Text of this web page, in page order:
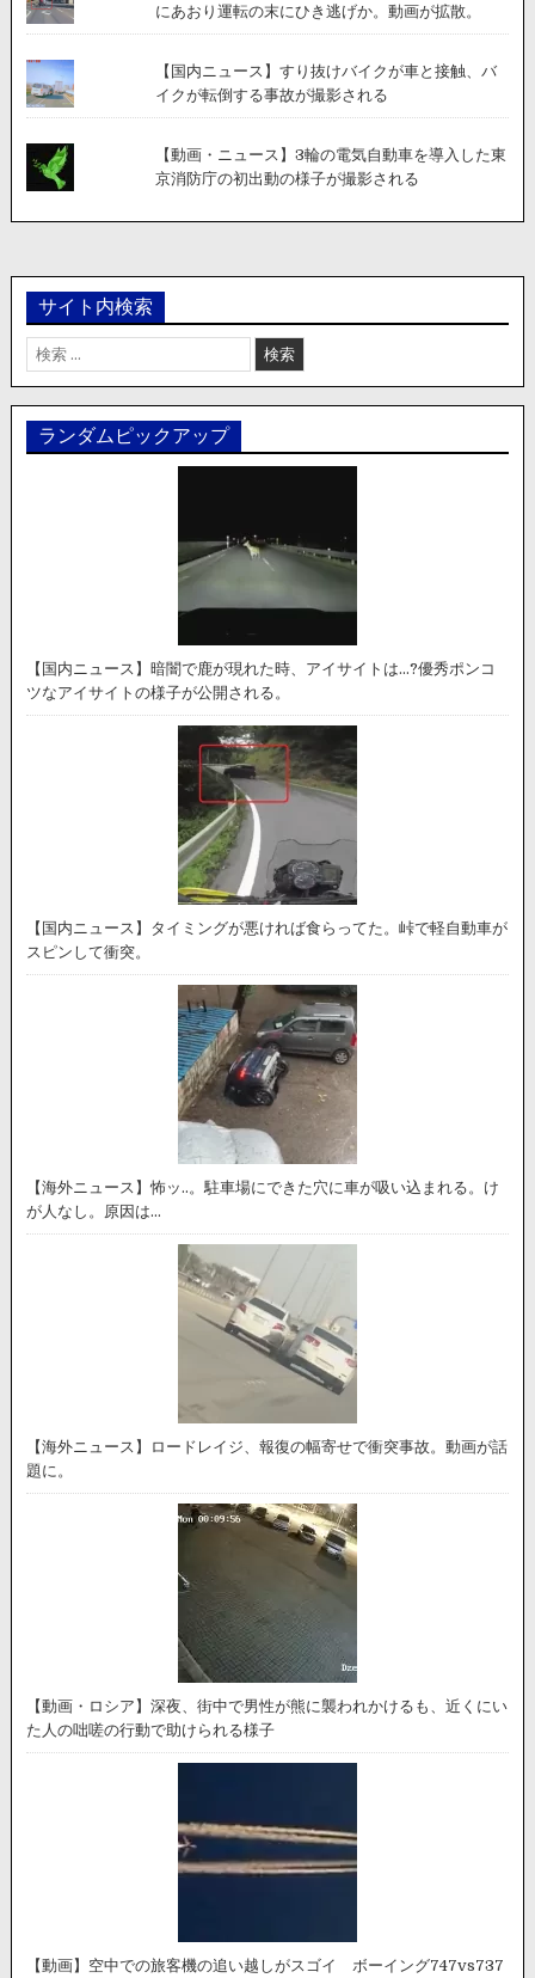
にあおり運転の末にひき逃げか。動画が拡散。
【国内ニュース】すり抜けバイクが車と接触、バ
イクが転倒する事故が撮影される
【動画・ニュース】3輪の電気自動車を導入した東
京消防庁の初出動の様子が撮影される
サイト内検索
検
索:
ランダムピックアップ
【国内ニュース】暗闇で鹿が現れた時、アイサイトは…?優秀ポンコ
ツなアイサイトの様子が公開される。
【国内ニュース】タイミングが悪ければ食らってた。峠で軽自動車が
スピンして衝突。
【海外ニュース】怖ッ..。駐車場にできた穴に車が吸い込まれる。け
が人なし。原因は…
【海外ニュース】ロードレイジ、報復の幅寄せで衝突事故。動画が話
題に。
【動画・ロシア】深夜、街中で男性が熊に襲われかけるも、近くにい
た人の咄嗟の行動で助けられる様子
【動画】空中での旅客機の追い越しがスゴイ ボーイング747vs737